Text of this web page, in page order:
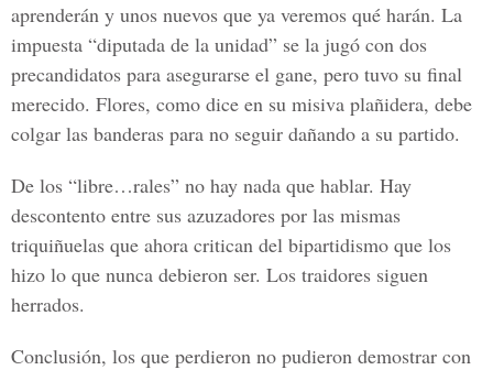
aprenderán y unos nuevos que ya veremos qué harán. La
impuesta “diputada de la unidad” se la jugó con dos
precandidatos para asegurarse el gane, pero tuvo su final
merecido. Flores, como dice en su misiva plañidera, debe
colgar las banderas para no seguir dañando a su partido.
De los “libre…rales” no hay nada que hablar. Hay
descontento entre sus azuzadores por las mismas
triquiñuelas que ahora critican del bipartidismo que los
hizo lo que nunca debieron ser. Los traidores siguen
herrados.
Conclusión, los que perdieron no pudieron demostrar con